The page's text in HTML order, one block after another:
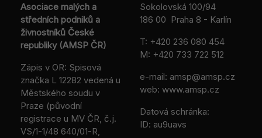
Asociace malých a
středních podniků a
živnostníků České
republiky (AMSP ČR)
Zápis v OR: Spisová
značka L 12282 vedená u
Městského soudu v
Praze (původní
registrace u MV ČR, č.j.
VS/1-1/48 640/01-R,
Sokolovská 100/94
186 00 Praha 8 - Karlín
T: +420 236 080 454
M: +420 733 722 512
e-mail: amsp@amsp.cz
web: www.amsp.cz
Datová schránka:
ID: au9uavs